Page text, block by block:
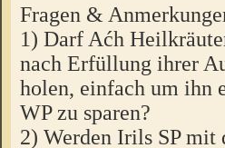
Fragen &
1) Darf Aćh
nach Erfüllung ihrer
holen, einfach um ihn
WP zu sparen?
2) Werden Irils SP mit